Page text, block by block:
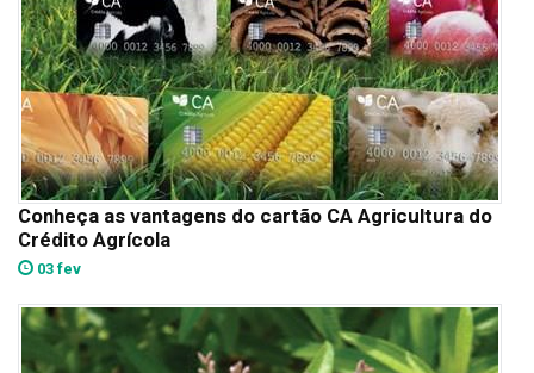
Conheça as vantagens do cartão CA Agricultura do
Crédito Agrícola
03 fev